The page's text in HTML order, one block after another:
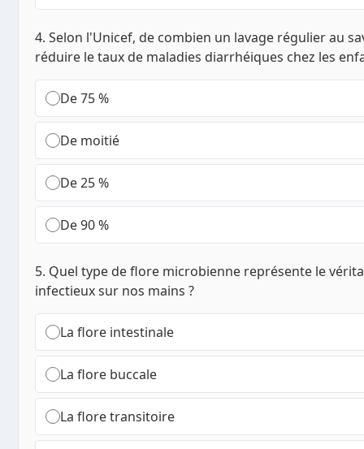
4. Selon l'Unicef, de combien un lavage régulier au
réduire le taux de maladies diarrhéiques chez les
De 75 %
De moitié
De 25 %
De 90 %
5. Quel type de flore microbienne représente le
infectieux sur nos mains ?
La flore intestinale
La flore buccale
La flore transitoire